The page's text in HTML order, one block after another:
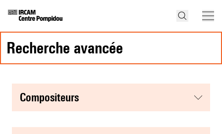
recherche avancée
compositeurs